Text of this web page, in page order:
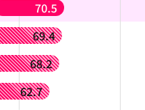
70.5
69.4
68.2
62.7